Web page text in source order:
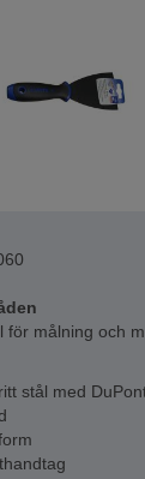
för målning och
stål med